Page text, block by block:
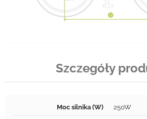
Szczegóły
Moc silnika (W) 250W